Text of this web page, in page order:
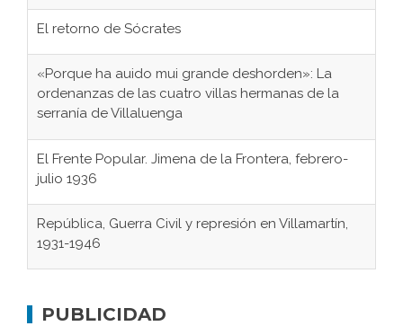
El retorno de Sócrates
«Porque ha auido mui grande deshorden»: La
ordenanzas de las cuatro villas hermanas de la
serranía de Villaluenga
El Frente Popular. Jimena de la Frontera, febrero-
julio 1936
República, Guerra Civil y represión en Villamartín,
1931-1946
concentración nazis
PUBLICIDAD